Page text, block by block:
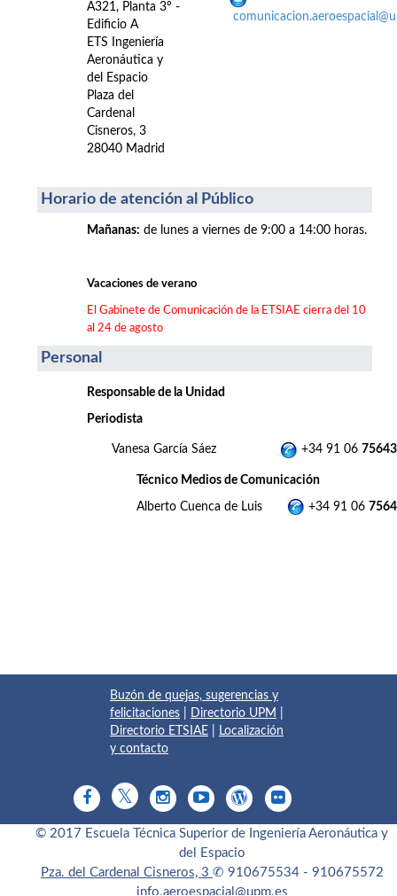
A321, Planta 3º -
Edificio A
ETS Ingeniería
Aeronáutica y
del Espacio
Plaza del
Cardenal
Cisneros, 3
28040 Madrid
Horario de atención al Público
Mañanas: de lunes a viernes de 9:00 a 14:00 horas.
Vacaciones de verano
El Gabinete de Comunicación de la ETSIAE cierra del 10
al 24 de agosto
Personal
Responsable de la Unidad
Periodista
Vanesa García Sáez +34 91 06 75643
Técnico Medios de Comunicación
Alberto Cuenca de Luis +34 91 06
Buzón de quejas, sugerencias y
felicitaciones
Directorio UPM
Directorio ETSIAE
Localización
y contacto
© 2017 Escuela Técnica Superior de Ingeniería Aeronáutica y
del Espacio
Pza. del Cardenal Cisneros, 3 ✆ 910675534 - 910675572
info.aeroespacial@upm.es